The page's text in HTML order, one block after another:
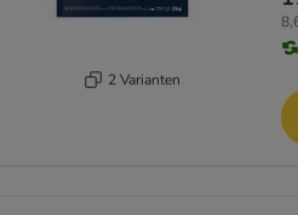
2 Varianten